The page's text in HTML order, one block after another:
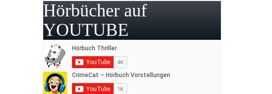
Hörbücher auf
YOUTUBE